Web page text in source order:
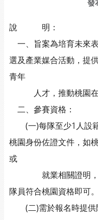
發
說 明：
一、旨案為培育未來
選及產業媒合活動，提
青年
人才，推動桃園在
二、參賽資格：
(一)每隊至少1人設籍
桃園身份佐證文件，如
或
就業相關證明，以
隊員符合桃園資格即可。
(二)需於報名時提供